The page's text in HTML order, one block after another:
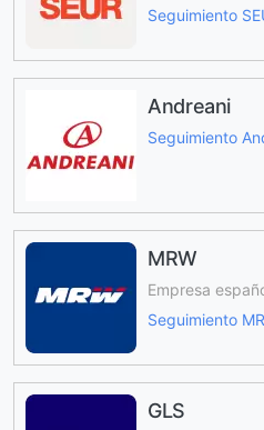
Seguimiento
Andreani
Seguimiento
MRW
Empresa
Seguimiento
GLS